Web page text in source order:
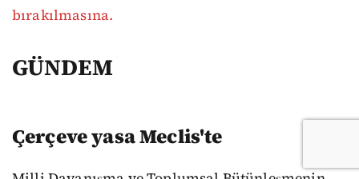
bırakılmasına.
GÜNDEM
Çerçeve yasa Meclis'te